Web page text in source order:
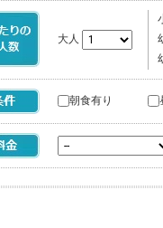
大人
朝食有り